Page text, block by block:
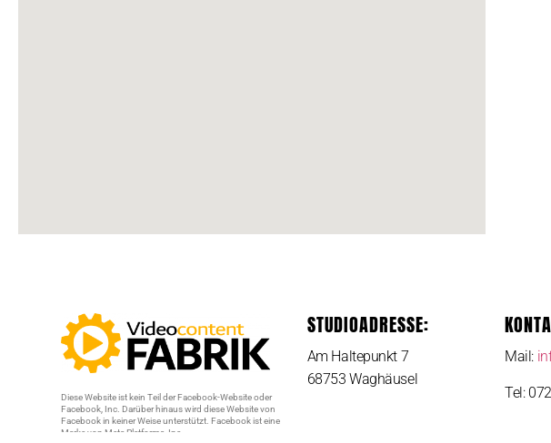
Diese Website ist kein Teil der Facebook-Website oder
Facebook, Inc. Darüber hinaus wird diese Website von
Facebook in keiner Weise unterstützt. Facebook ist eine
Marke von Meta Platforms, Inc.
STUDIOADRESSE:
Am Haltepunkt 7
68753 Waghäusel
Mail:
Tel: